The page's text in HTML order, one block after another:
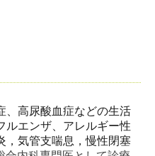
、高尿酸血症などの生活
ルエンザ、アレルギー性
，気管支喘息，慢性閉塞